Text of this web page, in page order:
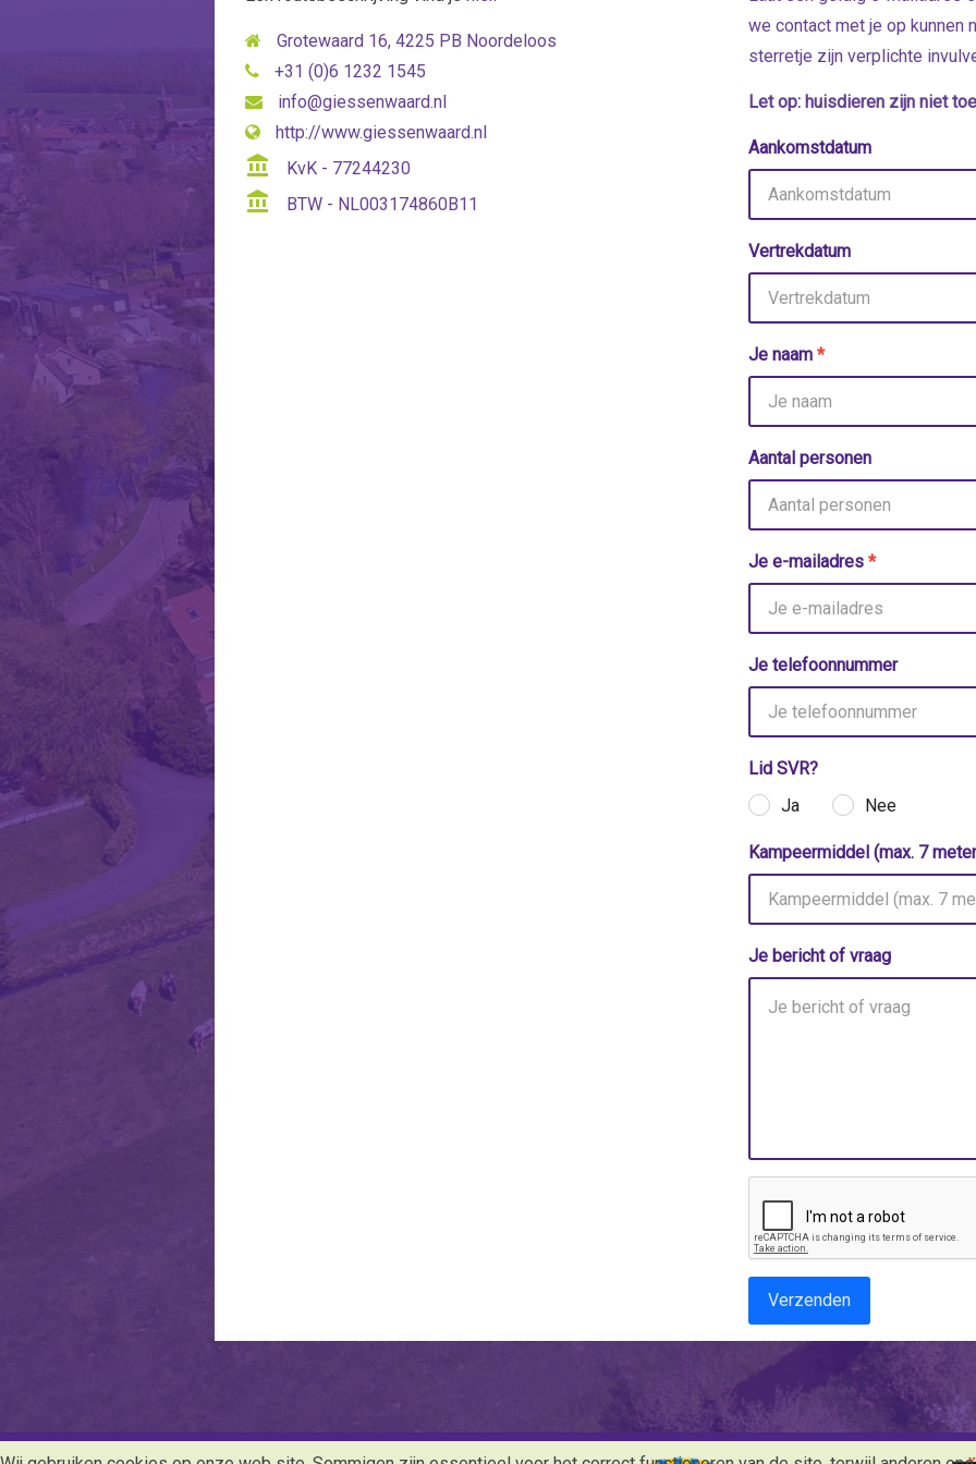
Grotewaard 16, 4225 PB Noordeloos
+31 (0)6 1232 1545
info@giessenwaard.nl
http://www.giessenwaard.nl
account_balance KvK - 77244230
account_balance BTW - NL003174860B11
we contact met je op kunnen
sterretje zijn verplichte
Let op: huisdieren zijn niet
Aankomstdatum
Vertrekdatum
Je naam *
Aantal personen
Je e-mailadres *
Je telefoonnummer
Lid SVR?
Ja
Nee
Kampeermiddel (max. 7
Je bericht of vraag
Verzenden